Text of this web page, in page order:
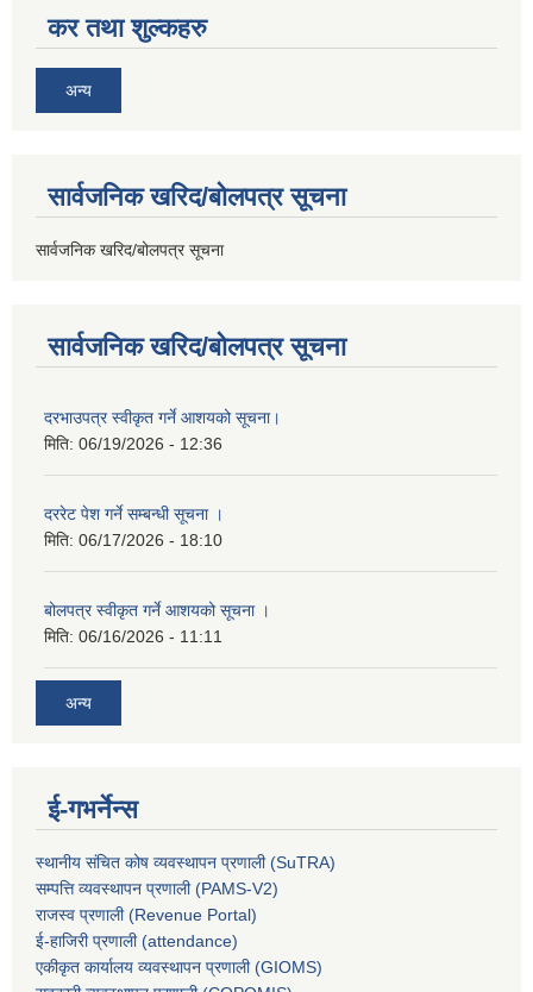
कर तथा शुल्कहरु
अन्य
सार्वजनिक खरिद/बोलपत्र सूचना
सार्वजनिक खरिद/बोलपत्र सूचना
सार्वजनिक खरिद/बोलपत्र सूचना
दरभाउपत्र स्वीकृत गर्ने आशयको सूचना।
मिति: 06/19/2026 - 12:36
दररेट पेश गर्ने सम्बन्धी सूचना ।
मिति: 06/17/2026 - 18:10
बोलपत्र स्वीकृत गर्ने आशयको सूचना ।
मिति: 06/16/2026 - 11:11
अन्य
ई-गभर्नेन्स
स्थानीय संचित कोष व्यवस्थापन प्रणाली (SuTRA)
सम्पत्ति व्यवस्थापन प्रणाली (PAMS-V2)
राजस्व प्रणाली (Revenue Portal)
ई-हाजिरी प्रणाली (attendance)
एकीकृत कार्यालय व्यवस्थापन प्रणाली (GIOMS)